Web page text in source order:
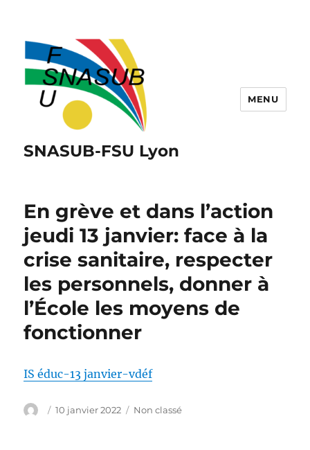
SNASUB-FSU Lyon
MENU
En grève et dans l’action
jeudi 13 janvier: face à la
crise sanitaire, respecter
les personnels, donner à
l’École les moyens de
fonctionner
IS éduc-13 janvier-vdéf
Auteur
Publié
10 janvier 2022 Catégories
Non classé